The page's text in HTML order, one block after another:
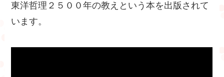
東洋哲理２５００年の教えという本を出版されて
います。